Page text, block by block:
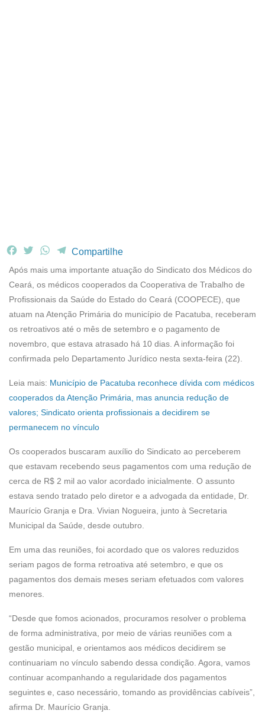
F
c
e
b
o
o
k
T
i
t
t
e
r
W
a
t
s
A
p
p
T
l
e
g
r
a
m
Compartilhe
Após mais uma importante atuação do Sindicato dos Médicos do
Ceará, os médicos cooperados da Cooperativa de Trabalho de
Profissionais da Saúde do Estado do Ceará (COOPECE), que
atuam na Atenção Primária do município de Pacatuba, receberam
os retroativos até o mês de setembro e o pagamento de
novembro, que estava atrasado há 10 dias. A informação foi
confirmada pelo Departamento Jurídico nesta sexta-feira (22).
Leia mais: Município de Pacatuba reconhece dívida com médicos
cooperados da Atenção Primária, mas anuncia redução de
valores; Sindicato orienta profissionais a decidirem se
permanecem no vínculo
Os cooperados buscaram auxílio do Sindicato ao perceberem
que estavam recebendo seus pagamentos com uma redução de
cerca de R$ 2 mil ao valor acordado inicialmente. O assunto
estava sendo tratado pelo diretor e a advogada da entidade, Dr.
Maurício Granja e Dra. Vivian Nogueira, junto à Secretaria
Municipal da Saúde, desde outubro.
Em uma das reuniões, foi acordado que os valores reduzidos
seriam pagos de forma retroativa até setembro, e que os
pagamentos dos demais meses seriam efetuados com valores
menores.
“Desde que fomos acionados, procuramos resolver o problema
de forma administrativa, por meio de várias reuniões com a
gestão municipal, e orientamos aos médicos decidirem se
continuariam no vínculo sabendo dessa condição. Agora, vamos
continuar acompanhando a regularidade dos pagamentos
seguintes e, caso necessário, tomando as providências cabíveis”,
afirma Dr. Maurício Granja.